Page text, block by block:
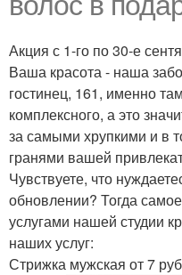
Акция с 1-го по 30-е
Ваша красота - наша
гостинец, 161, именно
комплексного, а это
за самыми хрупкими и в
гранями вашей
Чувствуете, что
обновлении? Тогда
услугами нашей студии
наших услуг:
Стрижка мужская от 7